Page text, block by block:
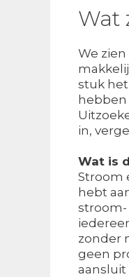
Wat
We
stuk
hebben
in,
Wat is
Stroom
hebt
stroom-
zonder
geen
aansluit